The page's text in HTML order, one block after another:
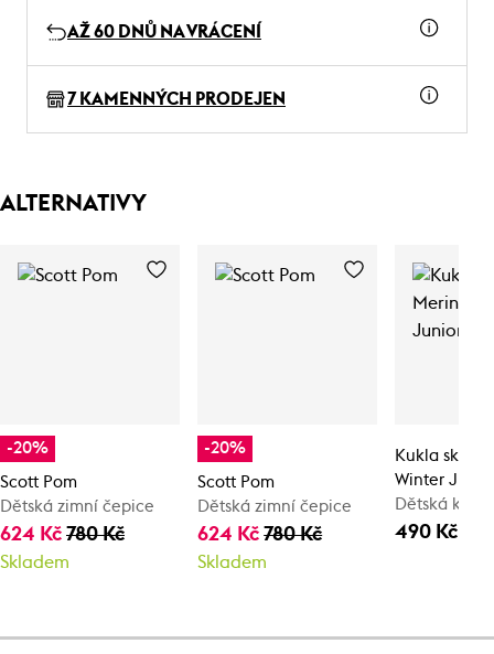
AŽ 60 DNŮ NA VRÁCENÍ
7 KAMENNÝCH PRODEJEN
ALTERNATIVY
-20%
Scott Pom
Dětská zimní čepice
624 Kč 780 Kč
Skladem
-20%
Scott Pom
Dětská zimní čepice
624 Kč780 Kč
Skladem
Kukla skiER
Winter
Dětská kukla
490 Kč